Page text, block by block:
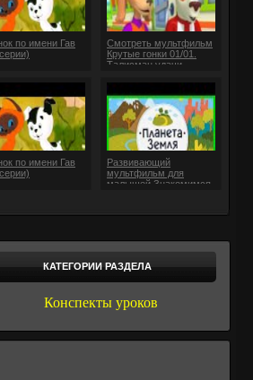
по имени Гав
Смотреть мультфильм
Крутые гонки 01/01.
Талисман удачи
по имени Гав
Развивающий
мультфильм для
малышей Знакомимся
КАТЕГОРИИ РАЗДЕЛА
Конспекты уроков